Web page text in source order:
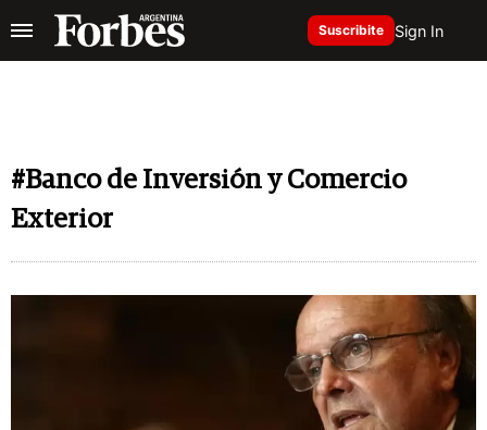
Suscribite Sign In
#Banco de Inversión y Comercio
Exterior